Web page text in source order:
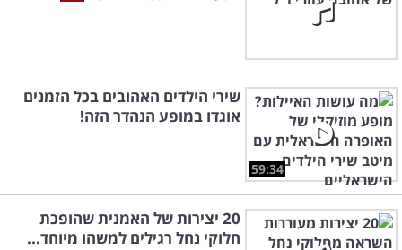
59:34
שירי הילדים האהובים בכל הזמנים
אוגדו במופע הנהדר הזה!
20 יצירות של האמנית שהופכת
חלוקי נחל רגילים למשהו מיוחד...